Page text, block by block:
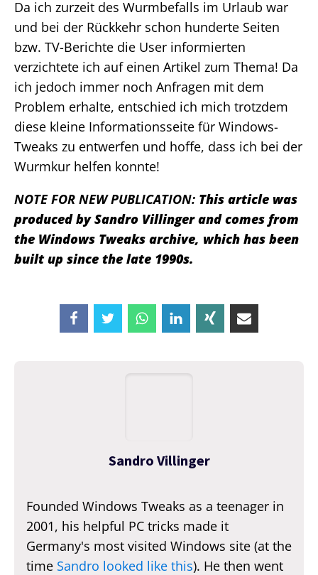
Da ich zurzeit des Wurmbefalls im Urlaub war
und bei der Rückkehr schon hunderte Seiten
bzw. TV-Berichte die User informierten
verzichtete ich auf einen Artikel zum Thema! Da
ich jedoch immer noch Anfragen mit dem
Problem erhalte, entschied ich mich trotzdem
diese kleine Informationsseite für Windows-
Tweaks zu entwerfen und hoffe, dass ich bei der
Wurmkur helfen konnte!
NOTE FOR NEW PUBLICATION: This article was
produced by Sandro Villinger and comes from
the Windows Tweaks archive, which has been
built up since the late 1990s.
Sandro Villinger
Founded Windows Tweaks as a teenager in
2001, his helpful PC tricks made it
Germany's most visited Windows site (at the
time Sandro looked like this). He then went